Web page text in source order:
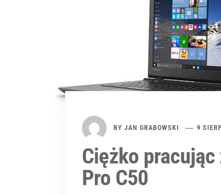
BY JAN GRABOWSKI 9
Ciężko
Pro C50